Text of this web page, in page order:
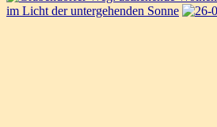
im Licht der untergehenden Sonne